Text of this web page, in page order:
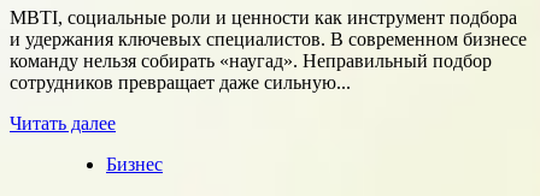
разработки
в
области
микроэлектроники
MBTI, социальные роли и ценности как инструмент подбора
и удержания ключевых специалистов. В современном бизнесе
команду нельзя собирать «наугад». Неправильный подбор
сотрудников превращает даже сильную...
Читать далееПрочитать
о
Бизнес